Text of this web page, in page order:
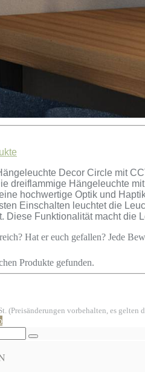
Decor Circle mit
dreiflammige Hängeleuchte
hochwertige Optik und
Einschalten leuchtet die
Diese Funktionalität macht die
Hat er euch gefallen? Jede
Produkte gefunden.
(Preisänderungen vorbehalten, es